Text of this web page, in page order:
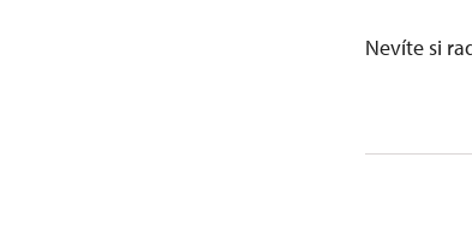
Nevíte si